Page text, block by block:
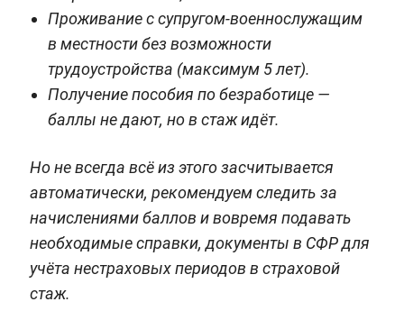
Проживание с супругом‑военнослужащим
в местности без возможности
трудоустройства (максимум 5 лет).
Получение пособия по безработице —
баллы не дают, но в стаж идёт.
Но не всегда всё из этого засчитывается
автоматически, рекомендуем следить за
начислениями баллов и вовремя подавать
необходимые справки, документы в СФР для
учёта нестраховых периодов в страховой
стаж.